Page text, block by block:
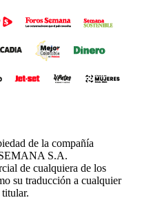
de la compañía
S.A.
de cualquiera de los
su traducción a cualquier